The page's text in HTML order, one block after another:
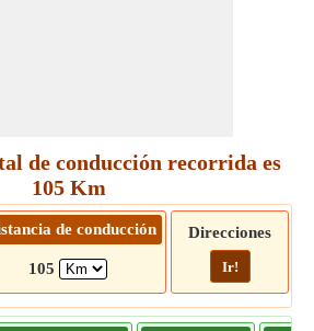
de conducción recorrida es
105 Km
de conducción
105
Direcciones
Ir!